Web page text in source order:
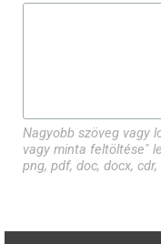
Nagyobb szöveg vagy
vagy minta feltöltése"
png, pdf, doc, docx,